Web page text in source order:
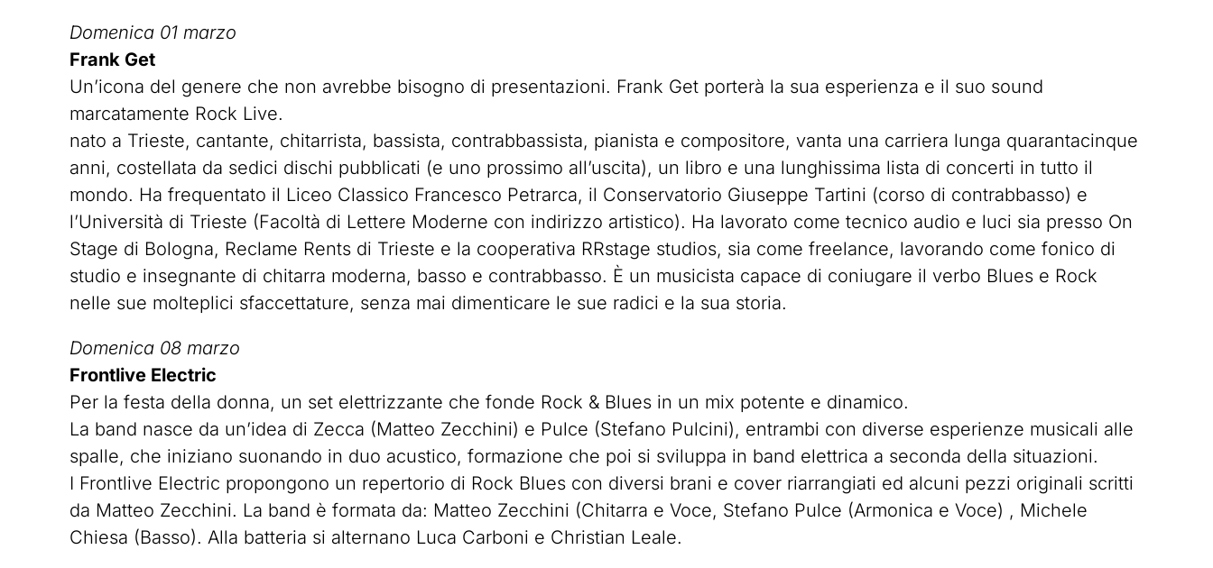
Domenica 01 marzo
Frank Get
Un’icona del genere che non avrebbe bisogno di presentazioni. Frank Get porterà la sua esperienza e il suo sound
marcatamente Rock Live.
nato a Trieste, cantante, chitarrista, bassista, contrabbassista, pianista e compositore, vanta una carriera lunga quarantacinque
anni, costellata da sedici dischi pubblicati (e uno prossimo all’uscita), un libro e una lunghissima lista di concerti in tutto il
mondo. Ha frequentato il Liceo Classico Francesco Petrarca, il Conservatorio Giuseppe Tartini (corso di contrabbasso) e
l’Università di Trieste (Facoltà di Lettere Moderne con indirizzo artistico). Ha lavorato come tecnico audio e luci sia presso On
Stage di Bologna, Reclame Rents di Trieste e la cooperativa RRstage studios, sia come freelance, lavorando come fonico di
studio e insegnante di chitarra moderna, basso e contrabbasso. È un musicista capace di coniugare il verbo Blues e Rock
nelle sue molteplici sfaccettature, senza mai dimenticare le sue radici e la sua storia.
Domenica 08 marzo
Frontlive Electric
Per la festa della donna, un set elettrizzante che fonde Rock & Blues in un mix potente e dinamico.
La band nasce da un’idea di Zecca (Matteo Zecchini) e Pulce (Stefano Pulcini), entrambi con diverse esperienze musicali alle
spalle, che iniziano suonando in duo acustico, formazione che poi si sviluppa in band elettrica a seconda della situazioni.
I Frontlive Electric propongono un repertorio di Rock Blues con diversi brani e cover riarrangiati ed alcuni pezzi originali scritti
da Matteo Zecchini. La band è formata da: Matteo Zecchini (Chitarra e Voce, Stefano Pulce (Armonica e Voce) , Michele
Chiesa (Basso). Alla batteria si alternano Luca Carboni e Christian Leale.